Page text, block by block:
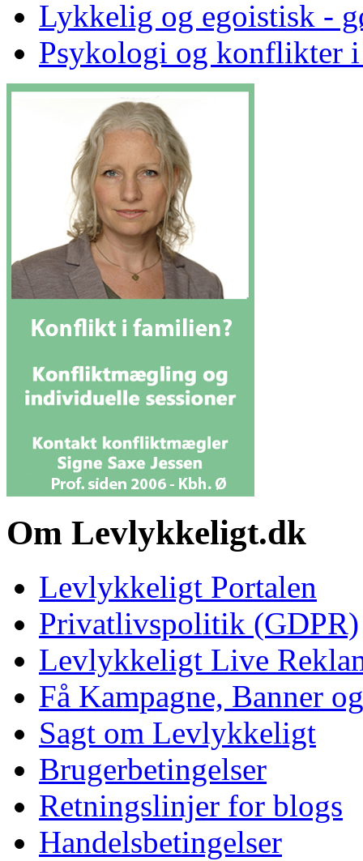
Lykkelig og egoistisk -
Psykologi og konflikter
Om Levlykkeligt.dk
Levlykkeligt Portalen
Privatlivspolitik (GDPR)
Levlykkeligt Live
Få Kampagne, Banner
Sagt om Levlykkeligt
Brugerbetingelser
Retningslinjer for blogs
Handelsbetingelser